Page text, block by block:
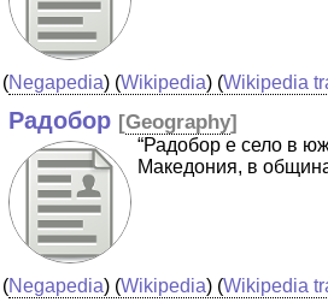
(Negapedia) (Wikipedia) (Wikipedia
Радобор [Geography]
“Радобор е село в
Македония, в
(Negapedia) (Wikipedia) (Wikipedia